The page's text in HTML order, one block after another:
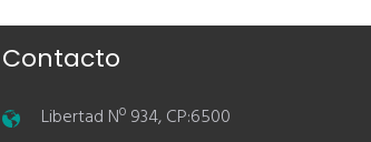
Contacto
Libertad Nº 934, CP:6500